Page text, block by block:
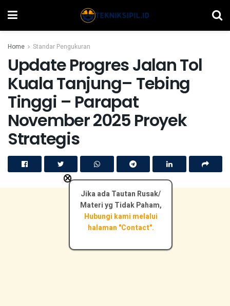
Home Standar Pengukuran
Update Progres Jalan Tol
Kuala Tanjung– Tebing
Tinggi – Parapat
November 2025 Proyek
Strategis
Jika ada Tautan Rusak/
Materi yg Tidak Paham,
Hubungi kami melalui
halaman "Contact".
×